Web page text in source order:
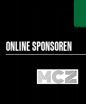
ONLINE SPONSOREN